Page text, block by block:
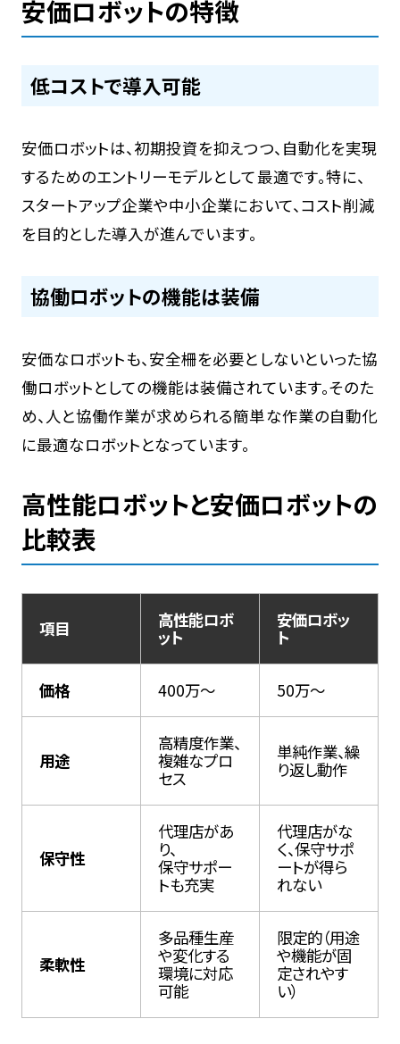
安価ロボットの特徴
低コストで導入可能
安価ロボットは、初期投資を抑えつつ、自動化を実現
するためのエントリーモデルとして最適です。特に、
スタートアップ企業や中小企業において、コスト削減
を目的とした導入が進んでいます。
協働ロボットの機能は装備
安価なロボットも、安全柵を必要としないといった協
働ロボットとしての機能は装備されています。そのた
め、人と協働作業が求められる簡単な作業の自動化
に最適なロボットとなっています。
高性能ロボットと安価ロボットの
比較表
項目
高性能ロボ
ット
安価ロボッ
ト
価格 400万～ 50万～
用途
高精度作業、
複雑なプロ
セス
単純作業、繰
り返し動作
保守性
代理店があ
り、
保守サポー
トも充実
代理店がな
く、保守サポ
ートが得ら
れない
柔軟性
多品種生産
や変化する
環境に対応
可能
限定的（用途
や機能が固
定されやす
い）